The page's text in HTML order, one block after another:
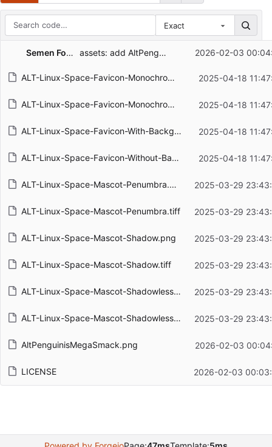
Exact
Filename
Latest commit message
Semen Fomchenkov assets: add AltPenguinisMegaSmack artwork 2026-02-03
ALT-Linux-Space-Favicon-Monochrome-Black.svg 2025-04-18
ALT-Linux-Space-Favicon-Monochrome-White.svg 2025-04-18
ALT-Linux-Space-Favicon-With-Background.svg 2025-04-18
ALT-Linux-Space-Favicon-Without-Background.svg 2025-04-18
ALT-Linux-Space-Mascot-Penumbra.png 2025-03-29
ALT-Linux-Space-Mascot-Penumbra.tiff 2025-03-29
ALT-Linux-Space-Mascot-Shadow.png 2025-03-29
ALT-Linux-Space-Mascot-Shadow.tiff 2025-03-29
ALT-Linux-Space-Mascot-Shadowless.png 2025-03-29
ALT-Linux-Space-Mascot-Shadowless.tiff 2025-03-29
AltPenguinisMegaSmack.png 2026-02-03
LICENSE 2026-02-03